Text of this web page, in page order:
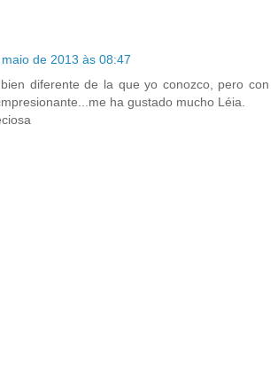
de 2013 às 08:47
diferente de la que yo conozco, pero con
ha gustado mucho Léia.